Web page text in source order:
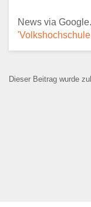
E-
News via Google.
Dieser Beitrag wurde